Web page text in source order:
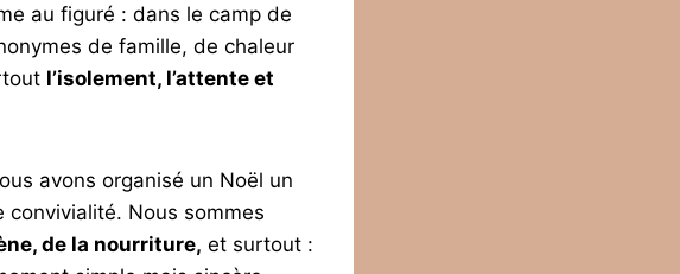
au figuré : dans le camp de
de famille, de chaleur
l’isolement, l’attente et
avons organisé un Noël un
convivialité. Nous sommes
de la nourriture, et surtout :